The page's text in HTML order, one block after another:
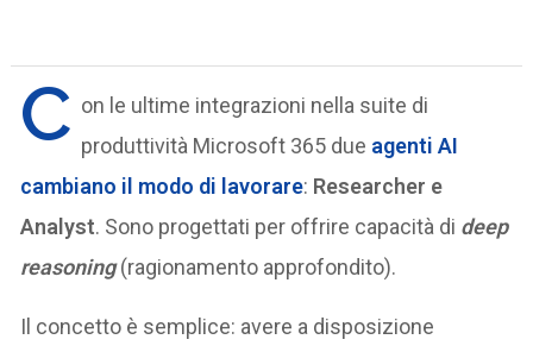
C on le ultime integrazioni nella suite di
produttività Microsoft 365 due agenti AI
cambiano il modo di lavorare: Researcher e
Analyst. Sono progettati per offrire capacità di deep
reasoning(ragionamento approfondito).
Il concetto è semplice: avere a disposizione